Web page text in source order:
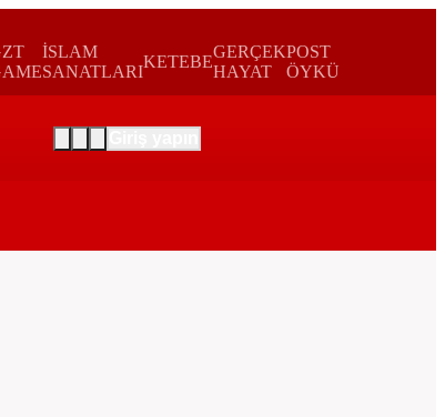
İSLAM
SANATLARI
KETEBE
GERÇEK
HAYAT
POST
ÖYKÜ